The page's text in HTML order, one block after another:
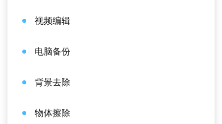
视频编辑
电脑备份
背景去除
物体擦除